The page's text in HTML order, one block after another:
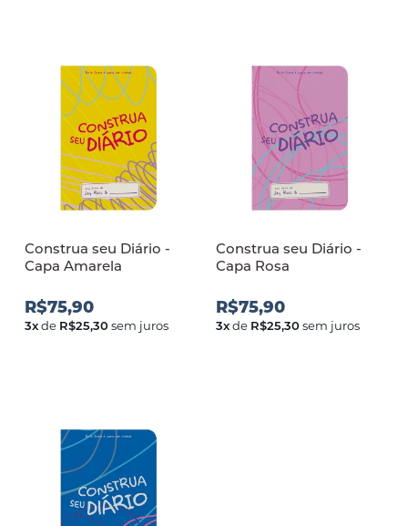
Construa seu Diário -
Capa Amarela
R$75,90
3xde R$25,30sem juros
Construa seu Diário -
Capa Rosa
R$75,90
3xde R$25,30sem juros